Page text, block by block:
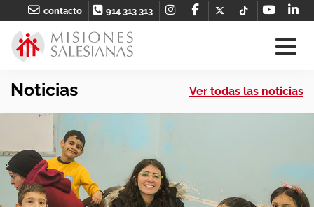
contacto 914 313 313
Noticias Ver todas las noticias